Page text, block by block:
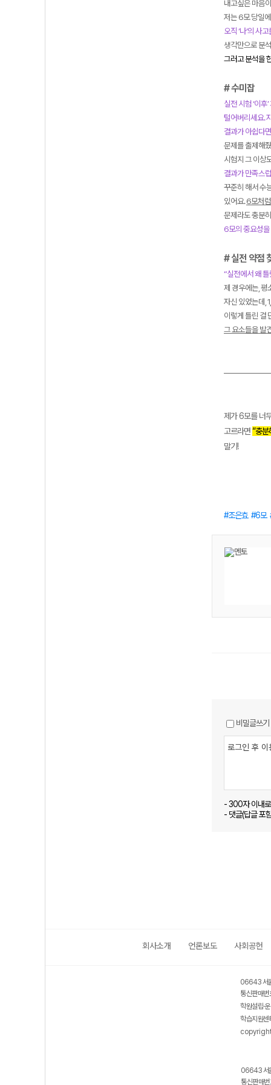
내고싶은 마음
저는 6모 당일
오직 ‘나‘의 사
생각만으로 분
그러고 분석을
# 수미잡
실전 시험 ‘이
털어버리세요.
결과가 아쉽다
문제를 출제해
시험지 그 이상
결과가 만족스
꾸준히 해서 수
있어요.6모처
문제라도 충분
6모의 중요성을
# 실전 약점
“실전에서 왜
제 경우에는, 평
자신 있었는데,
이렇게 틀린 걸
그 요소들을 발
제가 6모를 너
고르라면 ”충
말기!
조은효 6모
비밀글쓰기
- 300자 이내
- 댓글(답글 포
회사소개 언론보도 사회공헌
06643 서
통신판매
학원설립·
학습지원
06643 서
통신판매